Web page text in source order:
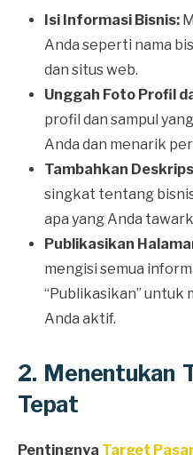
Isi Informasi Bisnis:
Anda seperti nama
dan situs web.
Unggah Foto Profil
profil dan sampul
Anda dan menarik
Tambahkan
singkat tentang
apa yang Anda
Publikasikan
mengisi semua
“Publikasikan” untuk
Anda aktif.
2. Menentukan
Tepat
Pentingnya Target